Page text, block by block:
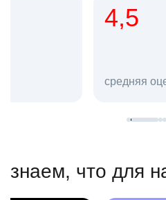
средняя оценка hh.ru как
знаем, что для